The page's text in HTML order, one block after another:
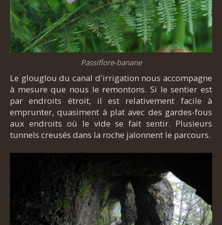
Passiflore-banane
Le glouglou du canal d'irrigation nous accompagne
à mesure que nous le remontons. Si le sentier est
par endroits étroit, il est relativement facile à
emprunter, quasiment à plat avec des gardes-fous
aux endroits où le vide se fait sentir. Plusieurs
tunnels creusés dans la roche jalonnent le parcours.